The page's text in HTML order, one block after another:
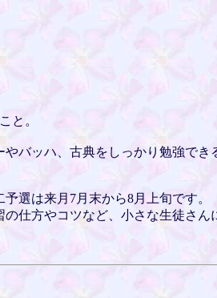
と。
バッハ、古典をしっかり勉強で
選は来月7月末から8月上旬です。
仕方やコツなど、小さな生徒さん